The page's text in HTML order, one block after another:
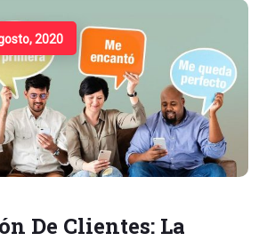
2020
De Clientes: La